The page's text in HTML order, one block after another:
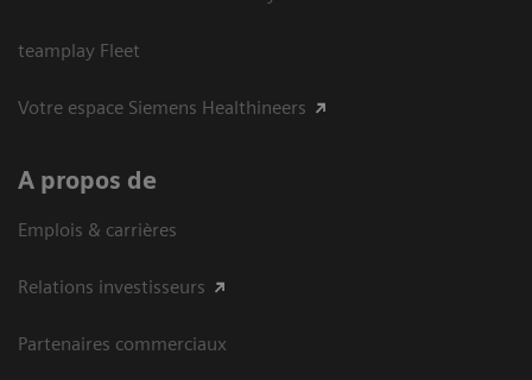
teamplay Fleet
Votre espace Siemens Healthineers
A propos de
Emplois & carrières
Relations investisseurs
Partenaires commerciaux